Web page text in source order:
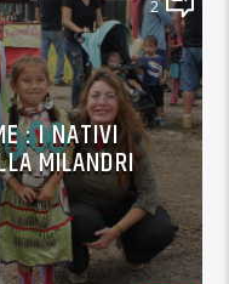
2
: I NATIVI
MILANDRI